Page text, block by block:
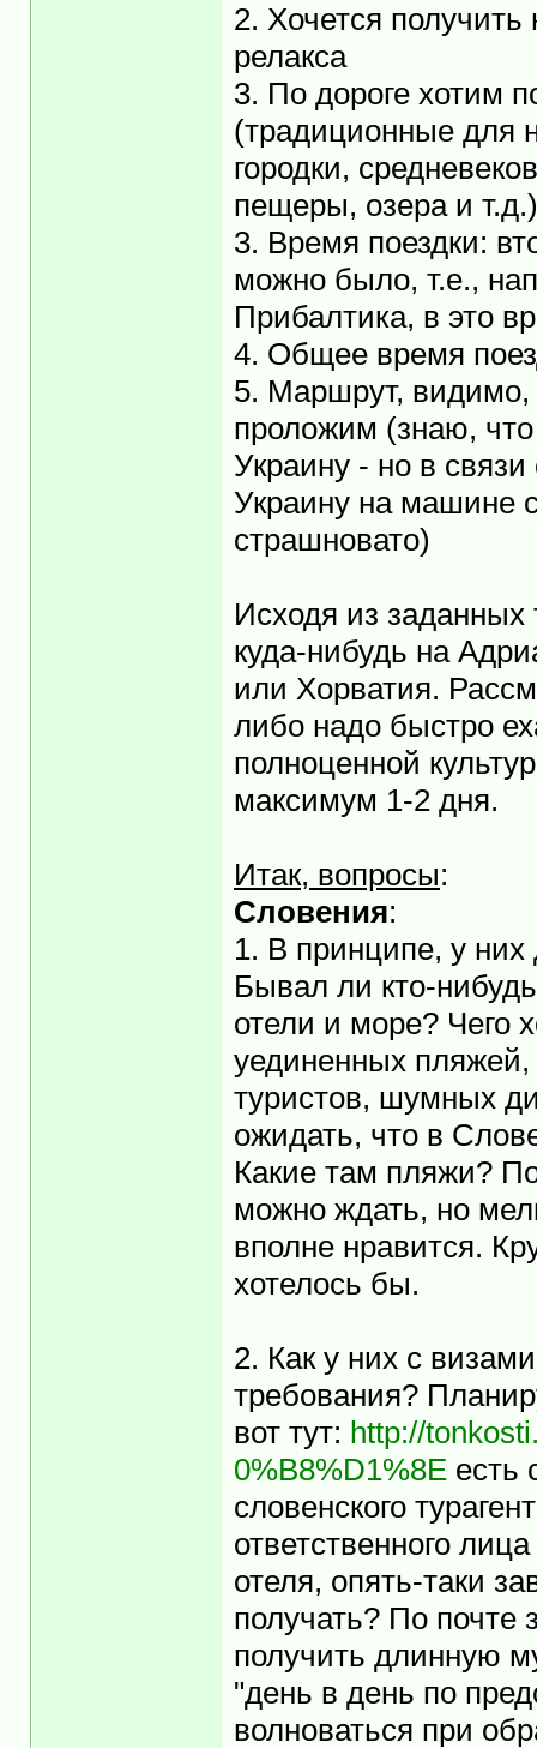
2. Хочется
релакса
3. По дороге хотим
(традиционные для
городки,
пещеры, озера и т.д.)
3. Время поездки:
можно было, т.е.,
Прибалтика, в это
4. Общее время
5. Маршрут, видимо,
проложим (знаю,
Украину - но в
Украину на машине
страшновато)
Исходя из заданных
куда-нибудь на
или Хорватия.
либо надо быстро
полноценной
максимум 1-2 дня.
Итак, вопросы:
Словения:
1. В принципе, у
Бывал ли кто-
отели и море? Чего
уединенных пляжей,
туристов, шумных
ожидать, что в
Какие там пляжи?
можно ждать, но
вполне нравится.
хотелось бы.
2. Как у них с
требования?
вот тут: http://
0%B8%D1%8E есть
словенского
ответственного
отеля, опять-таки
получать? По
получить длинную
"день в день по
волноваться при